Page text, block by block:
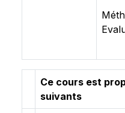
Ce cours est
suivants